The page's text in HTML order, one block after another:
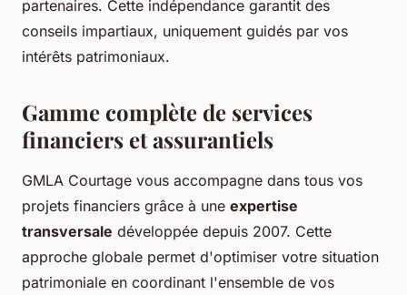
partenaires. Cette indépendance garantit des
conseils impartiaux, uniquement guidés par vos
intérêts patrimoniaux.
Gamme complète de services
financiers et assurantiels
GMLA Courtage vous accompagne dans tous vos
projets financiers grâce à une expertise
transversale développée depuis 2007. Cette
approche globale permet d'optimiser votre situation
patrimoniale en coordinant l'ensemble de vos